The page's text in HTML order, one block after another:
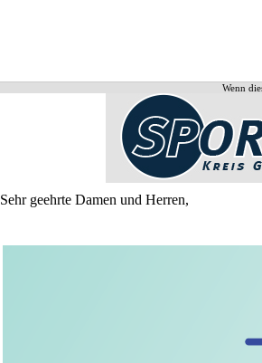
Wenn
Sehr geehrte Damen und Herren,